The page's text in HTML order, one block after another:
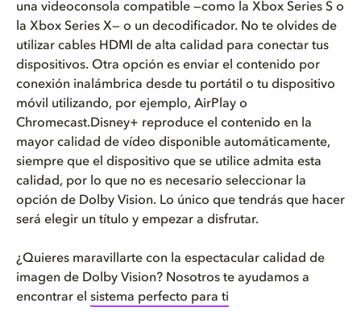
una videoconsola compatible —como la Xbox Series S o
la Xbox Series X— o un decodificador. No te olvides de
utilizar cables HDMI de alta calidad para conectar tus
dispositivos. Otra opción es enviar el contenido por
conexión inalámbrica desde tu portátil o tu dispositivo
móvil utilizando, por ejemplo, AirPlay o
Chromecast.Disney+ reproduce el contenido en la
mayor calidad de vídeo disponible automáticamente,
siempre que el dispositivo que se utilice admita esta
calidad, por lo que no es necesario seleccionar la
opción de Dolby Vision. Lo único que tendrás que hacer
será elegir un título y empezar a disfrutar.
¿Quieres maravillarte con la espectacular calidad de
imagen de Dolby Vision? Nosotros te ayudamos a
encontrar el sistema perfecto para ti